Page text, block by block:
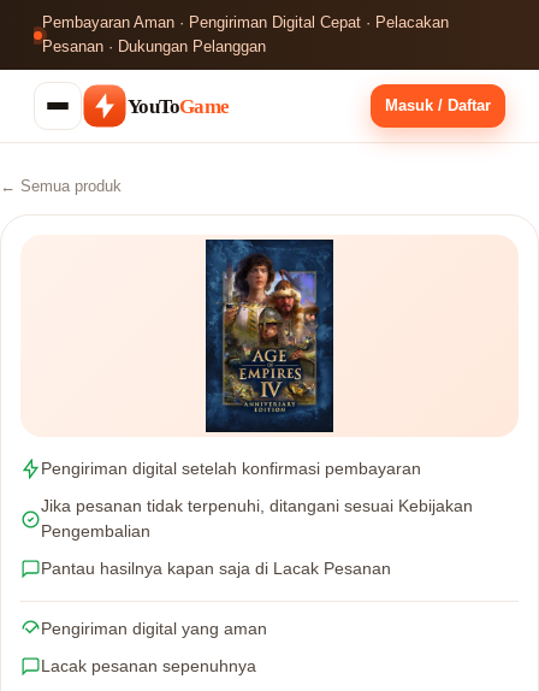
Pembayaran Aman · Pengiriman Digital Cepat · Pelacakan
Pesanan · Dukungan Pelanggan
YouToGame Masuk / Daftar
← Semua produk
Pengiriman digital setelah konfirmasi pembayaran
Jika pesanan tidak terpenuhi, ditangani sesuai Kebijakan
Pengembalian
Pantau hasilnya kapan saja di Lacak Pesanan
Pengiriman digital yang aman
Lacak pesanan sepenuhnya